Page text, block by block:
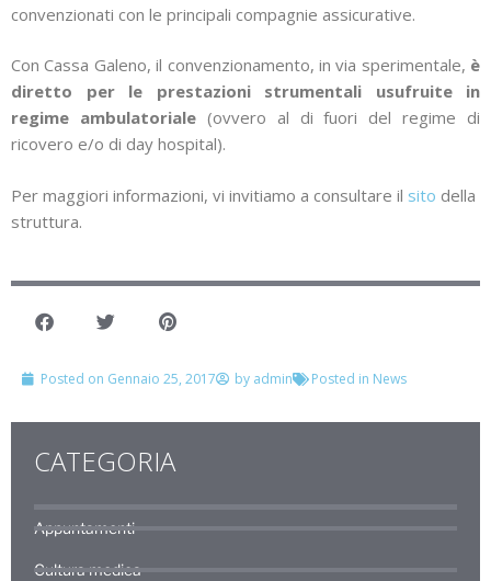
convenzionati con le principali compagnie assicurative.
Con Cassa Galeno, il convenzionamento, in via sperimentale, è
diretto per le prestazioni strumentali usufruite in
regime ambulatoriale(ovvero al di fuori del regime di
ricovero e/o di day hospital).
Per maggiori informazioni, vi invitiamo a consultare il sito della
struttura.
Posted on Gennaio 25, 2017 by admin Posted in News
CATEGORIA
Appuntamenti
Cultura medica